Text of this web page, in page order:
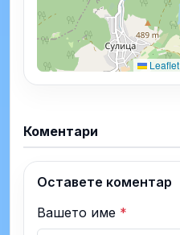
Leaflet
Коментари
Оставете коментар
Вашето име *